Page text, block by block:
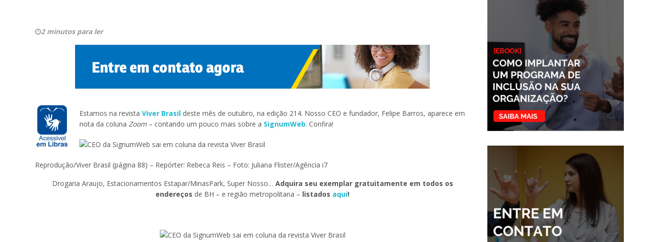
2 minutos para ler
Estamos na revista Viver Brasil deste mês de outubro, na edição 214. Nosso CEO e fundador, Felipe Barros, aparece em
nota da coluna Zoom – contando um pouco mais sobre a SignumWeb. Confira!
Reprodução/Viver Brasil (página 88) – Repórter: Rebeca Reis – Foto: Juliana Flister/Agência i7
Drogaria Araujo, Estacionamentos Estapar/MinasPark, Super Nosso… Adquira seu exemplar gratuitamente em todos os
endereços de BH – e região metropolitana – listados aqui!